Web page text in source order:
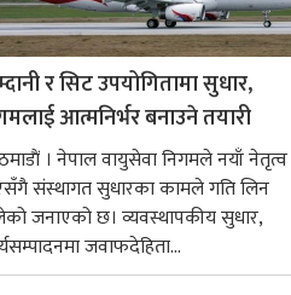
र सिट उपयोगितामा सुधार,
आत्मनिर्भर बनाउने तयारी
। नेपाल वायुसेवा निगमले नयाँ नेतृत्व
संस्थागत सुधारका कामले गति लिन
जनाएको छ। व्यवस्थापकीय सुधार,
जवाफदेहिता...